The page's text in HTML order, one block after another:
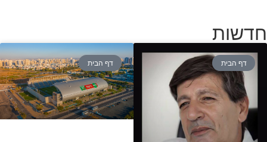
חדשות
דף הבית דף הבית